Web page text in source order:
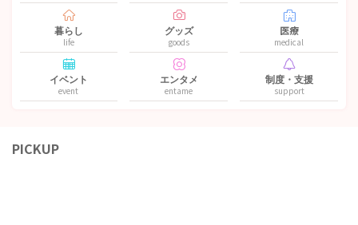
暮らし
life
グッズ
goods
医療
medical
イベント
event
エンタメ
entame
制度・支援
support
PICKUP